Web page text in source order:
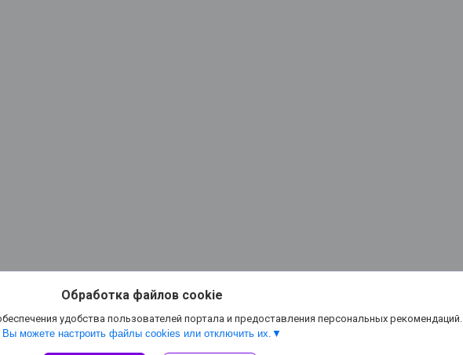
Обработка файлов cookie
удобства пользователей портала и предоставления персональных рекомендаций.
Вы можете настроить файлы cookies или отключить их.